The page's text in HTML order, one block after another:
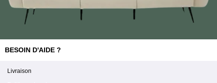
BESOIN D'AIDE ?
Livraison